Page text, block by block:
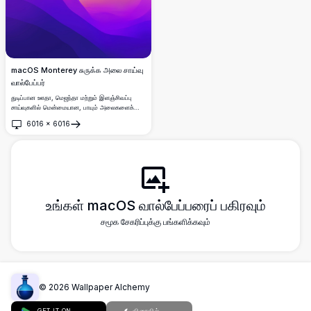
macOS Monterey சுருக்க அலை சாய்வு
வால்பேப்பர்
துடிப்பான ஊதா, மெஜந்தா மற்றும் இளஞ்சிவப்பு
சாய்வுகளில் மென்மையான, பாயும் அலைகளைக்
ஈர்க்கப்பட்ட வால்பேப்பர்.
6016 × 6016
திறக்கவும்
உங்கள் macOS வால்பேப்பரைப் பகிரவும்
சமூக சேகரிப்புக்கு பங்களிக்கவும்
© 2026 Wallpaper Alchemy